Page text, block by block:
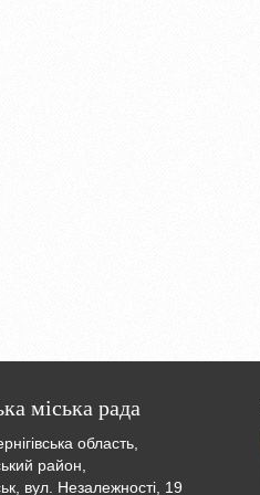
міська рада
область,
район,
вул. Незалежності, 19